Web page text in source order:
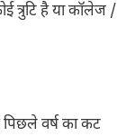
त्रुटि है या कॉलेज /
वर्ष का कट